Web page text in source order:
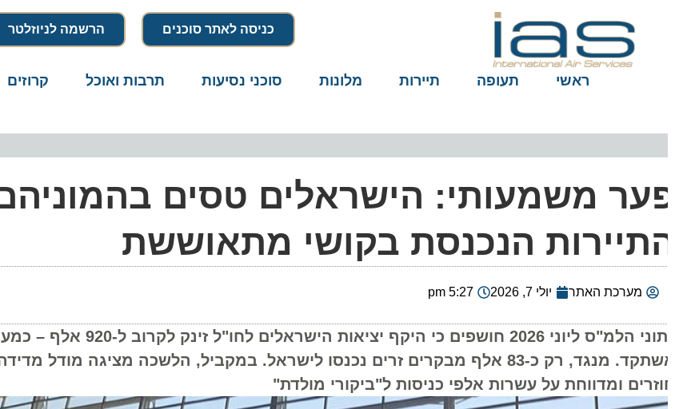
כניסה לאתר סוכנים הרשמה לניוזלטר
ראשי תעופה תיירות מלונות סוכני נסיעות תרבות ואוכל קרוזים
משמעותי: הישראלים טסים בהמוניהם,
הנכנסת בקושי מתאוששת
מערכת האתר יולי 7, 2026 5:27 pm
נתוני הלמ"ס ליוני 2026 חושפים כי היקף יציאות
אשתקד. מנגד, רק כ-83 אלף מבקרים זרים נכנסו לישראל. במקביל, הלשכה מציגה מודל
ומדווחת על עשרות אלפי כניסות ל"ביקורי מולדת"